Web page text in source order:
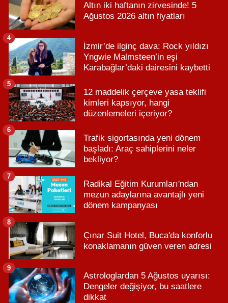
Altın iki haftanın zirvesinde! 5
Ağustos 2026 altın fiyatları
İzmir’de ilginç dava: Rock yıldızı
Yngwie Malmsteen’in eşi
Karabağlar’daki dairesini kaybetti
4
12 maddelik çerçeve yasa teklifi
kimleri kapsıyor, hangi
düzenlemeleri içeriyor?
5
Trafik sigortasında yeni dönem
başladı: Araç sahiplerini neler
bekliyor?
6
Radikal Eğitim Kurumları'ndan
mezun adaylarına avantajlı yeni
dönem kampanyası
7
Çınar Suit Hotel, Buca'da konforlu
konaklamanın güven veren adresi
8
Astrologlardan 5 Ağustos uyarısı:
Dengeler değişiyor, bu saatlere
dikkat
9